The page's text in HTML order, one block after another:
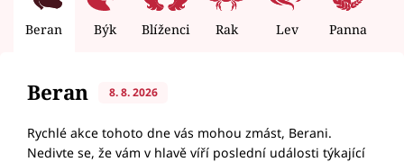
Beran Býk Blíženci Rak Lev Panna
Beran 8. 8. 2026
Rychlé akce tohoto dne vás mohou zmást, Berani.
Nedivte se, že vám v hlavě víří poslední události týkající